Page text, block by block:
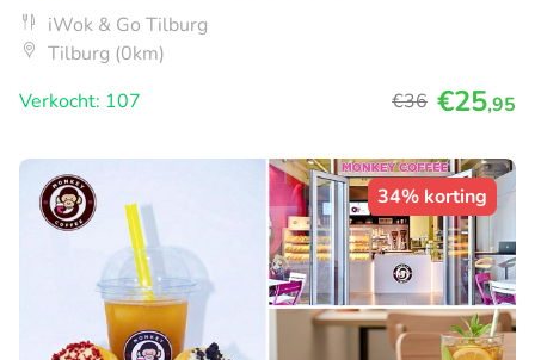
iWok & Go Tilburg
Tilburg (0km)
Verkocht: 107
€36 €25,95
34% korting